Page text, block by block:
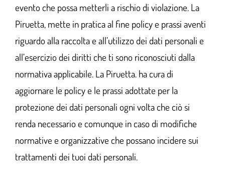
evento che possa metterli a rischio di violazione. La
Piruetta, mette in pratica al fine policy e prassi aventi
riguardo alla raccolta e all’utilizzo dei dati personali e
all’esercizio dei diritti che ti sono riconosciuti dalla
normativa applicabile. La Piruetta. ha cura di
aggiornare le policy e le prassi adottate per la
protezione dei dati personali ogni volta che ciò si
renda necessario e comunque in caso di modifiche
normative e organizzative che possano incidere sui
trattamenti dei tuoi dati personali.